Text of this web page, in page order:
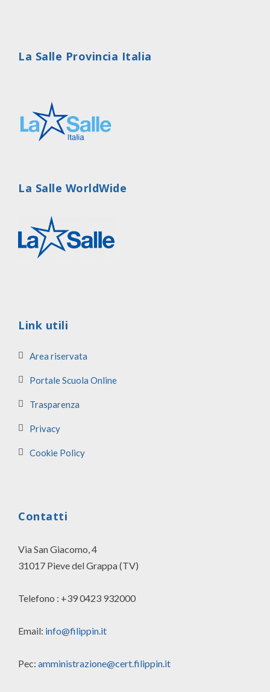
La Salle Provincia Italia
La Salle WorldWide
Link utili
Area riservata
Portale Scuola Online
Trasparenza
Privacy
Cookie Policy
Contatti
Via San Giacomo, 4
31017 Pieve del Grappa (TV)
Telefono : +39 0423 932000
Email: info@filippin.it
Pec: amministrazione@cert.filippin.it